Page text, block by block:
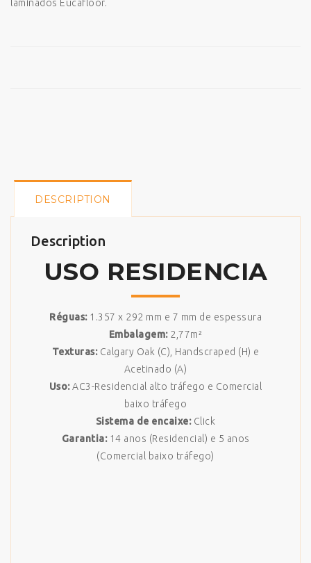
laminados Eucafloor.
DESCRIPTION
Description
USO RESIDENCIA
Réguas: 1.357 x 292 mm e 7 mm de espessura
Embalagem:2,77m²
Texturas:Calgary Oak (C), Handscraped (H) e
Acetinado (A)
Uso:AC3-Residencial alto tráfego e Comercial
baixo tráfego
Sistema de encaixe:Click
Garantia: 14 anos (Residencial) e 5 anos
(Comercial baixo tráfego)